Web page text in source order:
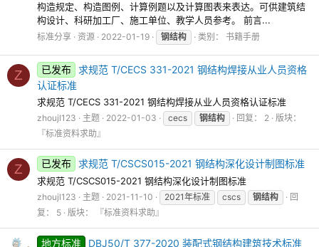
构造规定、构造图例、计算例题以及计算图表来表达。可供建筑结
构设计、科研加工厂、施工单位、教学人员参考。 前言...
标准分享 资源 2022-01-19 钢结构 类别： 书籍手册
Z 已发布
求规范 T/CECS 331-2021 钢结构焊接从业人员资格
认证标准
求规范 T/CECS 331-2021 钢结构焊接从业人员资格认证标准
zhoujl123 主题 2022-01-03 cecs 钢结构 回复： 2
版块：
『标准资料求助』
Z 已发布 求规范 T/CSCS015-2021 钢结构深化设计制图标准
求规范 T/CSCS015-2021 钢结构深化设计制图标准
zhoujl123 主题 2021-11-10 2021年标准 cscs 钢结构
回
复： 5
版块： 『标准资料求助』
地方标准 DBJ50/T 377-2020 装配式钢结构建筑技术标准